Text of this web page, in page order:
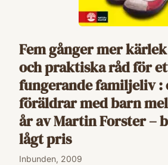
Fem gånger mer
och praktiska råd för
fungerande familjeliv :
föräldrar med barn
år av Martin Forster –
lågt pris
Inbunden, 2009